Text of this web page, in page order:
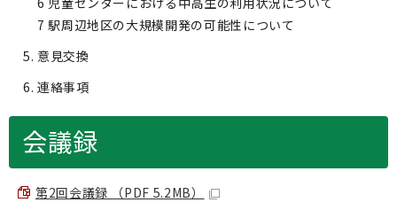
7 駅周辺地区の大規模開発の可能性について
意見交換
連絡事項
会議録
第2回会議録 （PDF 5.2MB）